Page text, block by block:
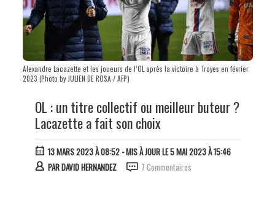
Alexandre Lacazette et les joueurs de l’OL après la victoire à Troyes en février
2023 (Photo by JULIEN DE ROSA / AFP)
OL : un titre collectif ou meilleur buteur ?
Lacazette a fait son choix
13 MARS 2023 À 08:52- MIS À JOUR LE 5 MAI 2023 À 15:46
PARDAVID HERNANDEZ 7 Commentaires